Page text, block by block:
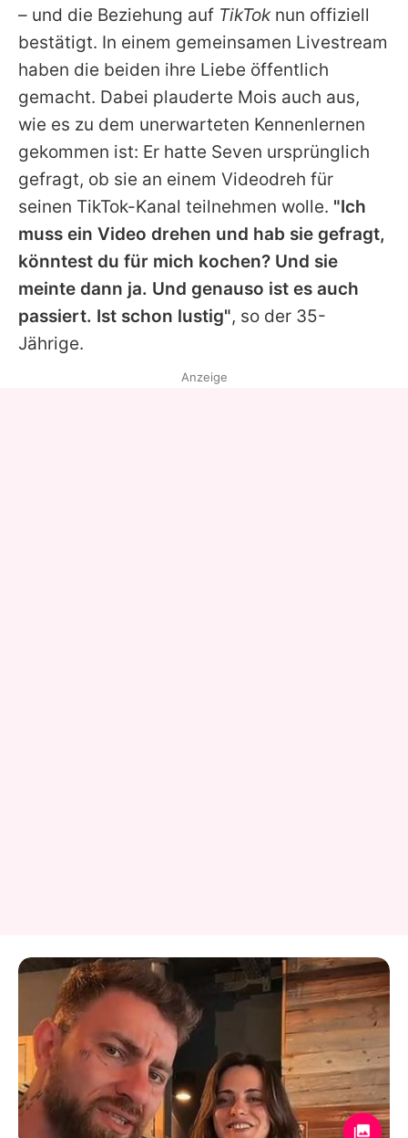
Nutzungsbedingungen
Utiq verwalten
– und die Beziehung auf TikToknun offiziell
bestätigt. In einem gemeinsamen Livestream
haben die beiden ihre Liebe öffentlich
gemacht. Dabei plauderte Mois auch aus,
wie es zu dem unerwarteten Kennenlernen
gekommen ist: Er hatte Seven ursprünglich
gefragt, ob sie an einem Videodreh für
seinen TikTok-Kanal teilnehmen wolle. "Ich
muss ein Video drehen und hab sie gefragt,
könntest du für mich kochen? Und sie
meinte dann ja. Und genauso ist es auch
passiert. Ist schon lustig", so der 35-
Jährige.
Anzeige